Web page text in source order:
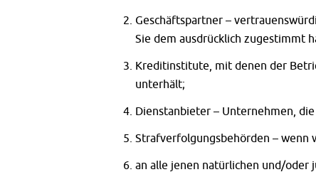
Geschäftspartner –
Sie dem ausdrücklich zugestimmt
Kreditinstitute, mit denen der
unterhält;
Dienstanbieter – Unternehmen,
Strafverfolgungsbehörden – wenn
an alle jenen natürlichen und/oder